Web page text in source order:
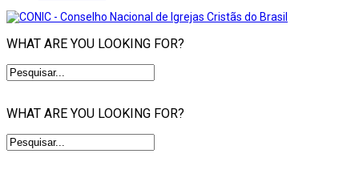
WHAT ARE YOU LOOKING FOR?
WHAT ARE YOU LOOKING FOR?